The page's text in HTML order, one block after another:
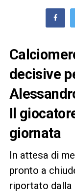
decisive
Il
giornata
In attesa di
pronto a
riportato dalla